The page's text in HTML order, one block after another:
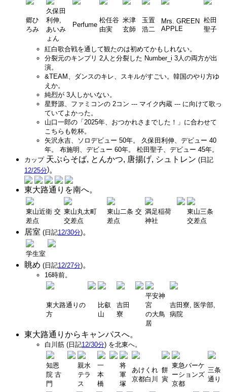
郷ひ
ろみ
久保田
利伸,
あいみ
ょん
Perfume
松任谷
由実
米津
玄師
玉置
浩二
Mrs. GREEN
APPLE
松田
聖子
紅白歌合戦を通して観たのは初めてかもしれない。
分裂元のキンプリ 2人と分裂した Number_i 3人の両方が出
演。
&TEAM、ダンスのキレ、スキルがすごい。韓国のやり方ゆ
えか。
純烈が 3人しかいない。
星野源、ファミコンの 2コン --- マイク内蔵 --- に向けて歌っ
ていてよかった。
山口一郎の「2025年、おつかれさまでした！」に合わせて
こちらも乾杯。
矢沢永吉、ソロデビュー 50年。 久保田利伸、デビュー 40
年。 布施明、デビュー 60年。 松田聖子、デビュー 45年。
カップ天ぷらそば, とんかつ, 唐揚げ, シュトレン (日記
12/25分)。
東大路通りを南へ。
東山近衛 交
差点
東山丸太町
交差点
東山二条 交
差点
満足稲荷
神社
東山三条
交差点
居室 (日記12/30分)。
学生室
眺め (日記12/27分)。
16時前。
東大路通りの
方
比叡
山
吉田
寮
平安神
宮
の大鳥
居
吉田寮, 医学部,
病院
東大路通りからキャンパスへ。
白川筋 (日記12/30分) を北東へ。
知恩
院 古
門
親水
テラ
ス
一
本
橋
将
軍
塚
あけくれ
京都白川
餅
寅
東急バーケ
ーションズ
京都
三条
通り